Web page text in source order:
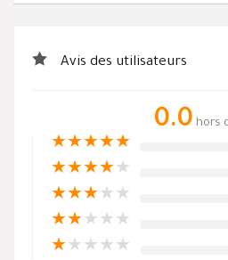
Avis des utilisateurs
0.0 hors
★★★★★
★★★★★
★★★★ ★
★★★ ★ ★
★★ ★ ★ ★